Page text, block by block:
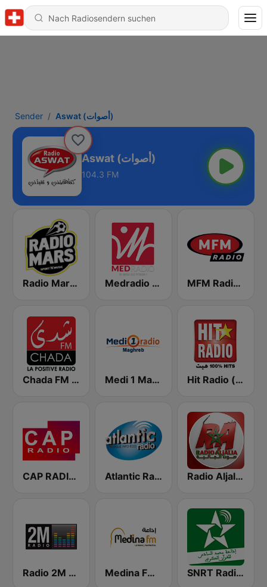
Sender Aswat (أصوات)
Aswat (أصوات)
104.3 FM
Radio Mars (راديو مرس) Medradio (ميد راديو) MFM Radio (مفم راديو)
Chada FM (شدى فم) Medi 1 Maghreb (ميدى1 مغرب) Hit Radio (هيت راديو)
CAP RADIO MAROC Atlantic Radio (أتلانتيك راديو) Radio Aljalia - راديو الجالية
Radio 2M (راديو 2 م) Medina FM (إذاعة مدينة فم) SNRT Radio Idaat Mohammed Assadiss (السادسة)